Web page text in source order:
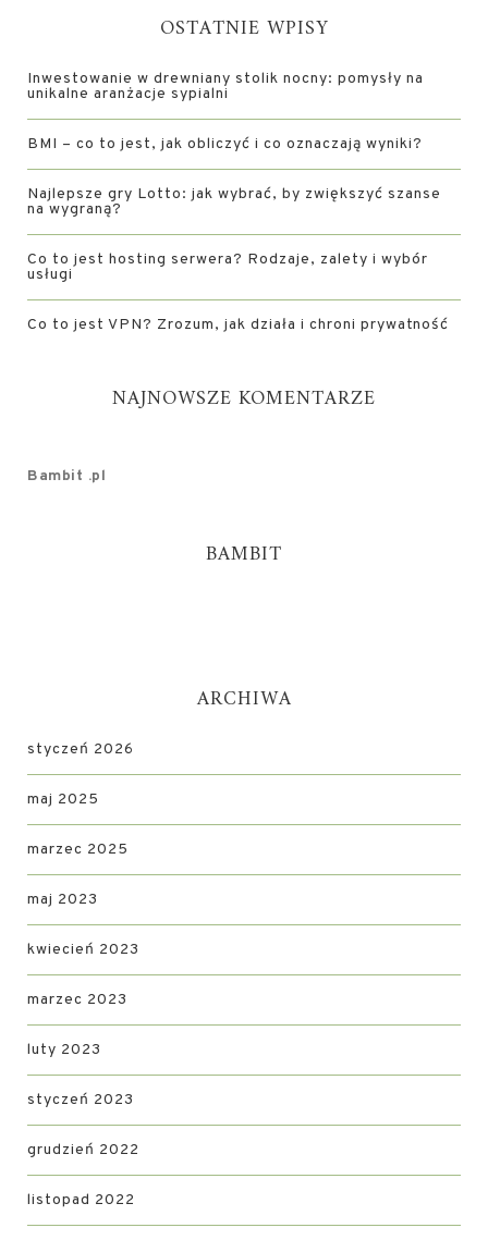
OSTATNIE WPISY
Inwestowanie w drewniany stolik nocny: pomysły na
unikalne aranżacje sypialni
BMI – co to jest, jak obliczyć i co oznaczają wyniki?
Najlepsze gry Lotto: jak wybrać, by zwiększyć szanse
na wygraną?
Co to jest hosting serwera? Rodzaje, zalety i wybór
usługi
Co to jest VPN? Zrozum, jak działa i chroni prywatność
NAJNOWSZE KOMENTARZE
Bambit .pl
BAMBIT
ARCHIWA
styczeń 2026
maj 2025
marzec 2025
maj 2023
kwiecień 2023
marzec 2023
luty 2023
styczeń 2023
grudzień 2022
listopad 2022